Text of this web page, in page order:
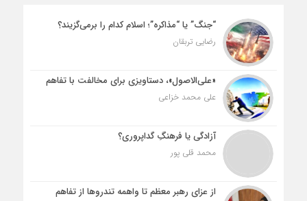
“جنگ” یا “مذاکره”؛ اسلام کدام را برمی‌گزیند؟
رضایی تربقان
«علی‌الاصول»، دستاویزی برای مخالفت با تفاهم
علی محمد خزاعی
آزادگی یا فرهنگِ گداپروری؟
محمد قلی پور
از عزای رهبر معظم تا واهمه تندروها از تفاهم